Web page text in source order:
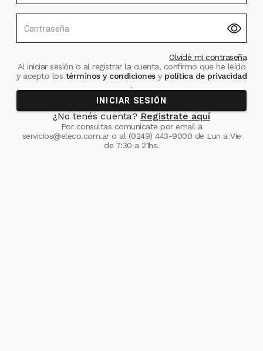
Contraseña
Olvidé mi contraseña
Al iniciar sesión o al registrar la cuenta, confirmo que he leído
y acepto los términos y condiciones ypolítica de privacidad
.
INICIAR SESIÓN
¿No tenés cuenta? Registrate aquí
Por consultas comunicate por email a
servicios@eleco.com.aro al (0249) 443-9000 de Lun a Vie
de 7:30 a 21hs.